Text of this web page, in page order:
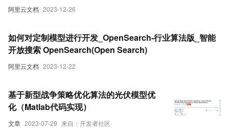
阿里云文档 2023-12-26
阿里云文档 2023-12-22
如何对定制模型进行开发_OpenSearch-行业算法版_智能
开放搜索 OpenSearch(Open Search)
文章 2023-07-29 来自：开发者社区
基于新型战争策略优化算法的光伏模型优
化（Matlab代码实现）